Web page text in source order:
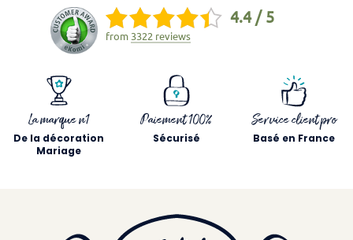
La marque n1
De la décoration
Mariage
Paiement 100%
Sécurisé
Service client pro
Basé en France
4.4 / 5
from 3322 reviews